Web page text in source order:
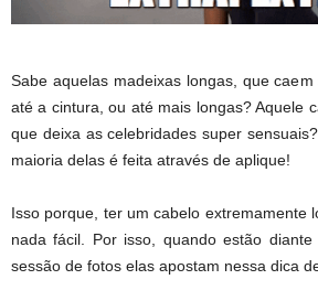
Sabe aquelas madeixas longas, que
até a cintura, ou até mais longas? Aquele
que deixa as celebridades super
maioria delas é feita através de aplique!
Isso porque, ter um cabelo extremamente
nada fácil. Por isso, quando estão
sessão de fotos elas apostam nessa dica